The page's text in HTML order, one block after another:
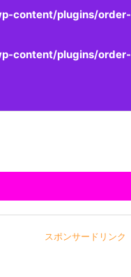
content/plugins/order-
content/plugins/order-
スポンサードリンク